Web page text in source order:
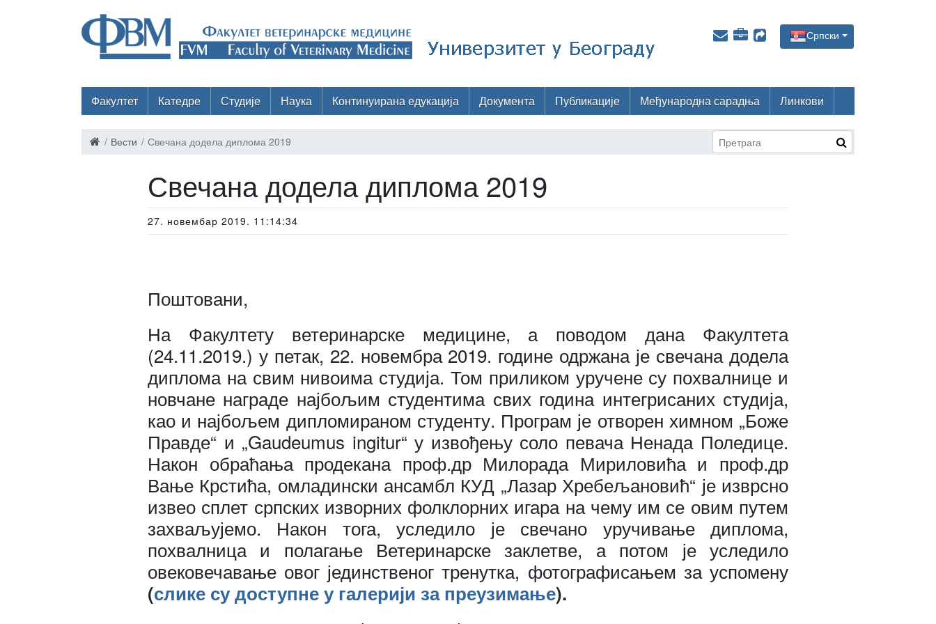
Српски
Факултет Катедре Студије Наука Континуирана едукација Документа Публикације Међународна сарадња Линкови
Вести Свечана додела диплома 2019
Свечана додела диплома 2019
27. новембар 2019. 11:14:34
Поштовани,
На Факултету ветеринарске медицине, а поводом дана Факултета
(24.11.2019.) у петак, 22. новембра 2019. године одржана је свечана додела
диплома на свим нивоима студија. Том приликом уручене су похвалнице и
новчане награде најбољим студентима свих година интегрисаних студија,
као и најбољем дипломираном студенту. Програм је отворен химном „Боже
Правде“ и „Gaudeumus ingitur“ у извођењу соло певача Ненада Поледице.
Након обраћања продекана проф.др Милорада Мириловића и проф.др
Вање Крстића, омладински ансамбл КУД „Лазар Хребељановић“ је изврсно
извео сплет српских изворних фолклорних игара на чему им се овим путем
захваљујемо. Након тога, уследило је свечано уручивање диплома,
похвалница и полагање Ветеринарске заклетве, а потом је уследило
овековечавање овог јединственог тренутка, фотографисањем за успомену
(слике су доступне у галерији за преузимање).